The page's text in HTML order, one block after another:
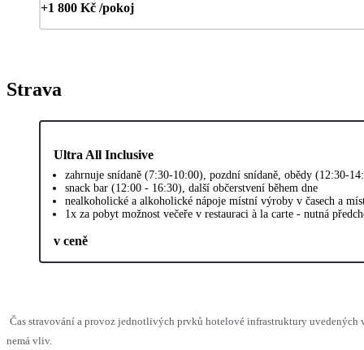
+1 800 Kč /pokoj
Strava
Ultra All Inclusive
zahrnuje snídaně (7:30-10:00), pozdní snídaně, obědy (12:30-
snack bar (12:00 - 16:30), další občerstvení během dne
nealkoholické a alkoholické nápoje místní výroby v časech a
1x za pobyt možnost večeře v restauraci à la carte - nutná
v ceně
Čas stravování a provoz jednotlivých prvků hotelové infrastruktury uvedených
nemá vliv.